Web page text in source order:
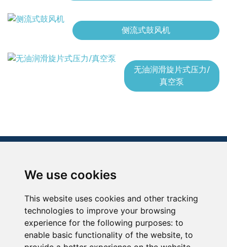
We use cookies
This website uses cookies and other tracking
technologies to improve your browsing
experience for the following purposes: to
enable basic functionality of the website, to
侧流式鼓风机
无油润滑旋片式压力/
真空泵
中国上海市青浦区崧瑞路123号
电话：+86 21 59867988-666
传真：+86 21 33250530